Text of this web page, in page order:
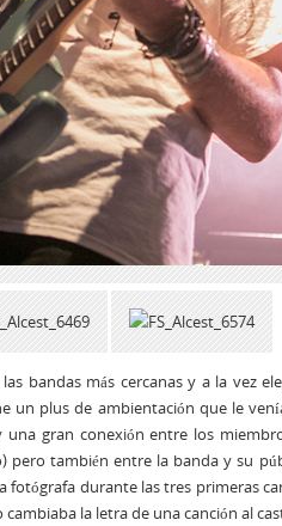
bandas más cercanas y a la vez
un plus de ambientación que le
una gran conexión entre los
pero también entre la banda y su
durante las tres primeras
la letra de una canción al